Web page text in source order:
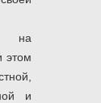
на
этом
и